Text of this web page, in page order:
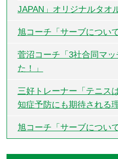
JAPAN」オリジナルタオ
旭コーチ「サーブについ
菅沼コーチ「3社合同マ
た！」
三好トレーナー「テニス
知症予防にも期待される理
旭コーチ「サーブについ